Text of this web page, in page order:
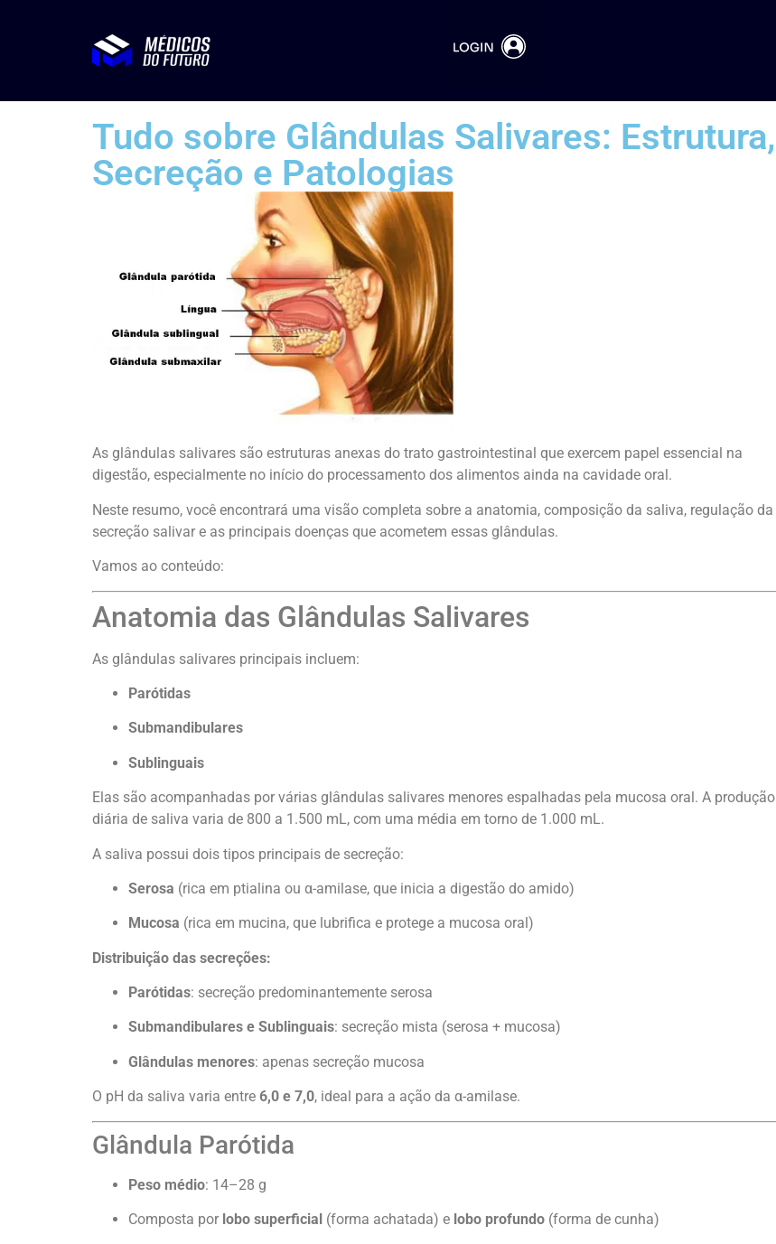
Tudo sobre Glândulas Salivares: Estrutura,
Secreção e Patologias
As glândulas salivares são estruturas anexas do trato gastrointestinal que exercem papel essencial na
digestão, especialmente no início do processamento dos alimentos ainda na cavidade oral.
Neste resumo, você encontrará uma visão completa sobre a anatomia, composição da saliva, regulação da
secreção salivar e as principais doenças que acometem essas glândulas.
Vamos ao conteúdo:
Anatomia das Glândulas Salivares
As glândulas salivares principais incluem:
Parótidas
Submandibulares
Sublinguais
Elas são acompanhadas por várias glândulas salivares menores espalhadas pela mucosa oral. A produção
diária de saliva varia de 800 a 1.500 mL, com uma média em torno de 1.000 mL.
A saliva possui dois tipos principais de secreção:
Serosa (rica em ptialina ou α-amilase, que inicia a digestão do amido)
Mucosa (rica em mucina, que lubrifica e protege a mucosa oral)
Distribuição das secreções:
Parótidas: secreção predominantemente serosa
Submandibulares e Sublinguais: secreção mista (serosa + mucosa)
Glândulas menores: apenas secreção mucosa
O pH da saliva varia entre 6,0 e 7,0, ideal para a ação da α-amilase.
Glândula Parótida
Peso médio: 14–28 g
Composta por lobo superficial (forma achatada) e lobo profundo (forma de cunha)